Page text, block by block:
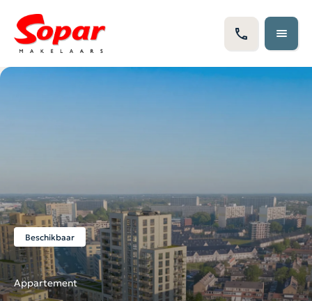
Beschikbaar
Appartement